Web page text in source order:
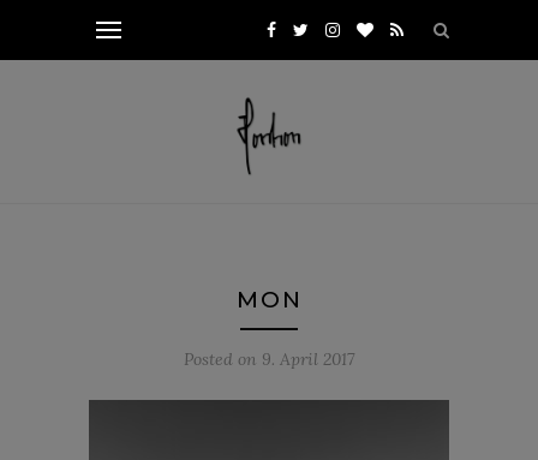
MON
Posted on 9. April 2017